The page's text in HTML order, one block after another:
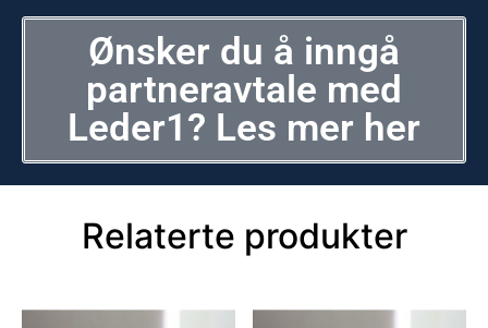
Ønsker du å inngå
partneravtale med
Leder1? Les mer her
Relaterte produkter